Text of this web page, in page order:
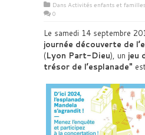
Dans Activités enfants et familles
0
Le samedi 14 septembre
journée découverte de
(Lyon Part-Dieu), un jeu
trésor de l’esplanade